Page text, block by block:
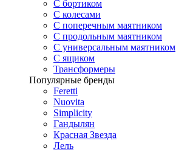
С бортиком
С колесами
С поперечным маятником
С продольным маятником
С универсальным маятником
С ящиком
Трансформеры
Популярные бренды
Feretti
Nuovita
Simplicity
Гандылян
Красная Звезда
Лель